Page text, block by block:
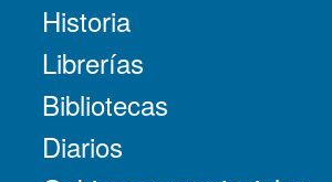
Historia
Librerías
Bibliotecas
Diarios